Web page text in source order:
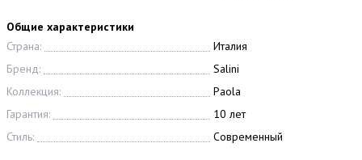
Общие характеристики
Страна:
Италия
Бренд:
Salini
Коллекция:
Paola
Гарантия:
10 лет
Стиль:
Современный